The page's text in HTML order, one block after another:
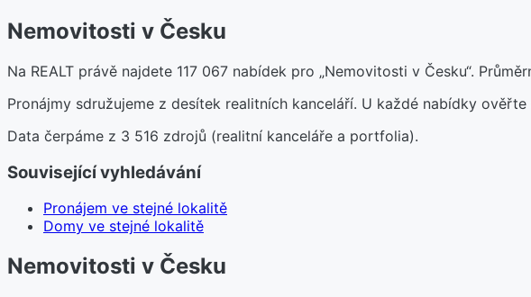
Nemovitosti v Česku
Na REALT právě najdete 117 067 nabídek pro „Nemovitosti v Česku“.
Pronájmy sdružujeme z desítek realitních kanceláří. U každé nabídky
Data čerpáme z 3 516 zdrojů (realitní kanceláře a portfolia).
Související vyhledávání
Pronájem ve stejné lokalitě
Domy ve stejné lokalitě
Nemovitosti v Česku